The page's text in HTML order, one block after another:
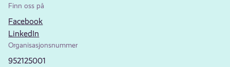
Finn oss på
Facebook
LinkedIn
Organisasjonsnummer
952125001